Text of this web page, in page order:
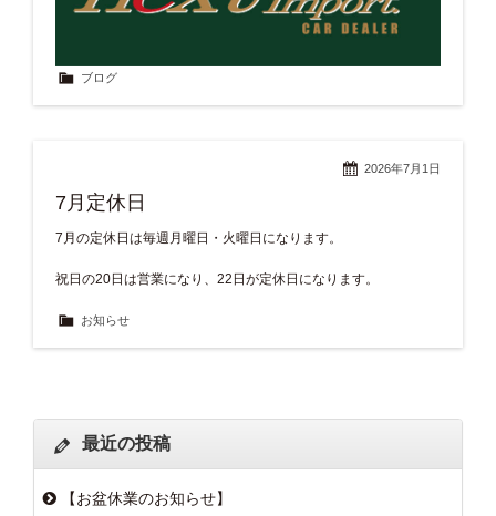
ブログ
2026年7月1日
7月定休日
7月の定休日は毎週月曜日・火曜日になります。
祝日の20日は営業になり、22日が定休日になります。
お知らせ
最近の投稿
【お盆休業のお知らせ】